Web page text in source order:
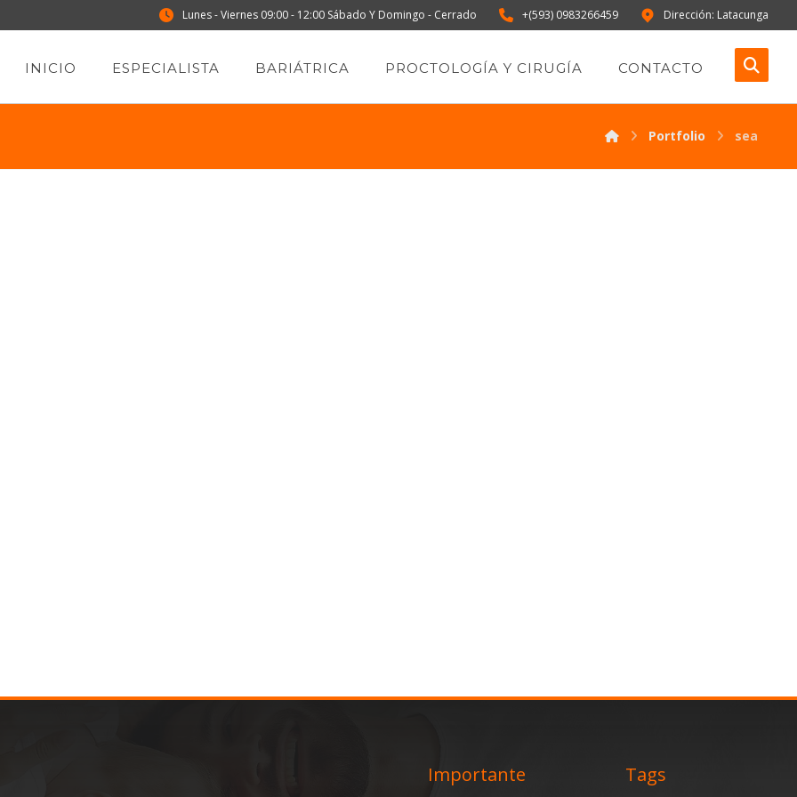
Dirección: Latacunga
+(593) 0983266459
Lunes - Viernes 09:00 - 12:00 Sábado Y Domingo - Cerrado
INICIO ESPECIALISTA BARIÁTRICA PROCTOLOGÍA Y CIRUGÍA CONTACTO
Portfolio sea
Importante Tags